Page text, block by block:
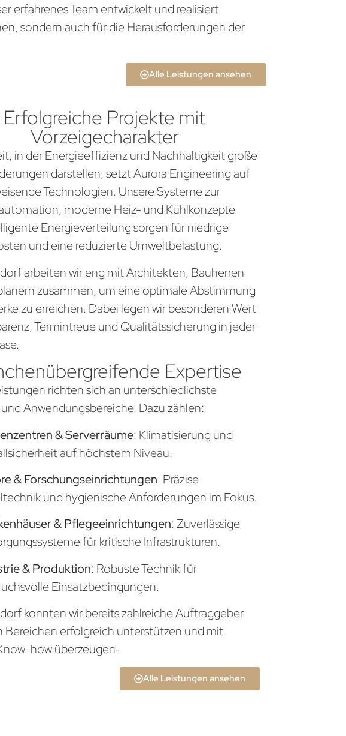
erfahrenes Team entwickelt und realisiert
sondern auch für die Herausforderungen der
Alle Leistungen ansehen
Erfolgreiche Projekte mit
Vorzeigecharakter
in der Energieeffizienz und Nachhaltigkeit große
darstellen, setzt Aurora Engineering auf
Technologien. Unsere Systeme zur
moderne Heiz- und Kühlkonzepte
Energieverteilung sorgen für niedrige
und eine reduzierte Umweltbelastung.
arbeiten wir eng mit Architekten, Bauherren
zusammen, um eine optimale Abstimmung
zu erreichen. Dabei legen wir besonderen Wert
Termintreue und Qualitätssicherung in jeder
Expertise
richten sich an unterschiedlichste
Anwendungsbereiche. Dazu zählen:
& Serverräume: Klimatisierung und
auf höchstem Niveau.
& Forschungseinrichtungen: Präzise
und hygienische Anforderungen im Fokus.
& Pflegeeinrichtungen: Zuverlässige
für kritische Infrastrukturen.
& Produktion: Robuste Technik für
Einsatzbedingungen.
konnten wir bereits zahlreiche Auftraggeber
Bereichen erfolgreich unterstützen und mit
how überzeugen.
Alle Leistungen ansehen